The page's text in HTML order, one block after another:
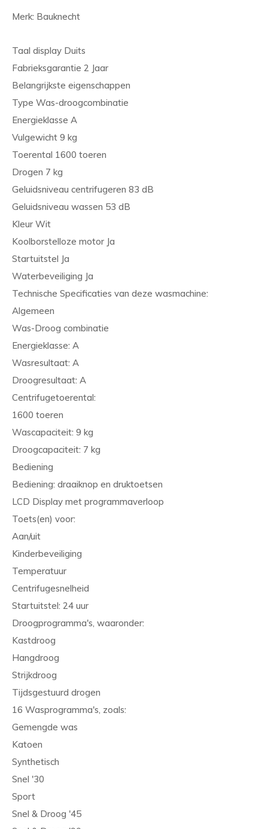
Merk: Bauknecht
Taal display Duits
Fabrieksgarantie 2 Jaar
Belangrijkste eigenschappen
Type Was-droogcombinatie
Energieklasse A
Vulgewicht 9 kg
Toerental 1600 toeren
Drogen 7 kg
Geluidsniveau centrifugeren 83 dB
Geluidsniveau wassen 53 dB
Kleur Wit
Koolborstelloze motor Ja
Startuitstel Ja
Waterbeveiliging Ja
Technische Specificaties van deze wasmachine:
Algemeen
Was-Droog combinatie
Energieklasse: A
Wasresultaat: A
Droogresultaat: A
Centrifugetoerental:
1600 toeren
Wascapaciteit: 9 kg
Droogcapaciteit: 7 kg
Bediening
Bediening: draaiknop en druktoetsen
LCD Display met programmaverloop
Toets(en) voor:
Aan/uit
Kinderbeveiliging
Temperatuur
Centrifugesnelheid
Startuitstel: 24 uur
Droogprogramma's, waaronder:
Kastdroog
Hangdroog
Strijkdroog
Tijdsgestuurd drogen
16 Wasprogramma's, zoals:
Gemengde was
Katoen
Synthetisch
Snel '30
Sport
Snel & Droog '45